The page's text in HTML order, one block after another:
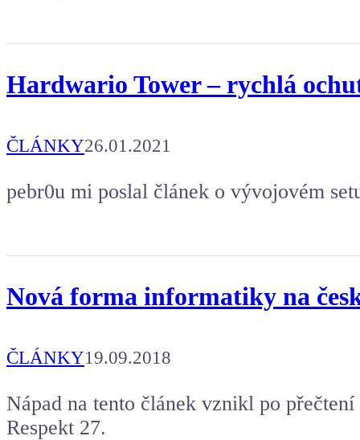
Hardwario Tower – rychlá
ČLÁNKY26.01.2021
pebr0u mi poslal článek o vývojovém
Nová forma informatiky na
ČLÁNKY19.09.2018
Nápad na tento článek vznikl po
Respekt 27.